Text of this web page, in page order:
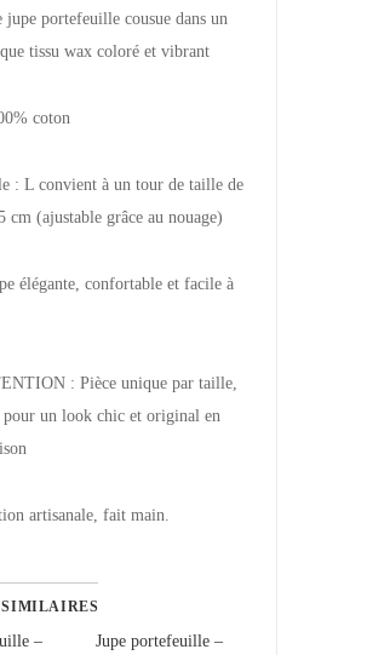
jupe portefeuille cousue dans un
tissu wax coloré et vibrant
coton
: L convient à un tour de taille de
cm (ajustable grâce au nouage)
élégante, confortable et facile à
: Pièce unique par taille,
pour un look chic et original en
artisanale, fait main.
–
Jupe portefeuille –